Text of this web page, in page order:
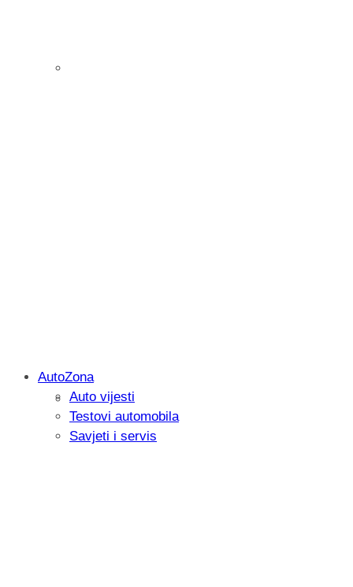
Savjetujemo: Što učiniti kada vaš
AutoZona
Auto vijesti
Testovi automobila
Savjeti i servis